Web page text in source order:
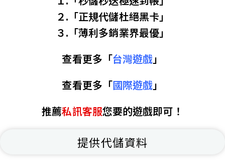
２.「正規代儲杜絕黑卡」
３.「薄利多銷業界最優」
查看更多「台灣遊戲」
查看更多「國際遊戲」
推薦私訊客服您要的遊戲即可！
提供代儲資料